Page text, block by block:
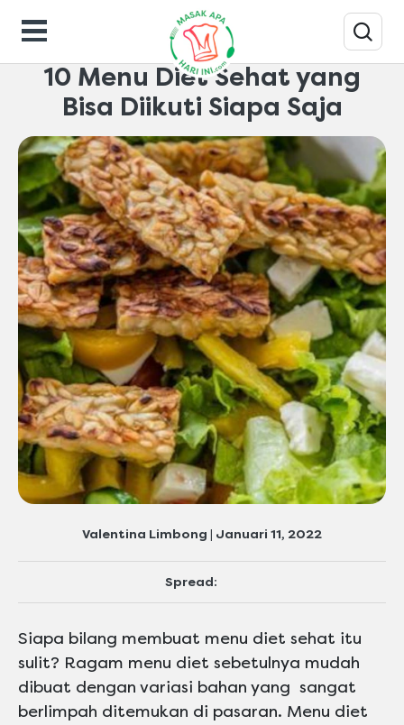
Makanan-gaya-hidup
10 Menu Diet Sehat yang
Bisa Diikuti Siapa Saja
Valentina Limbong | Januari 11, 2022
Spread:
Siapa bilang membuat menu diet sehat itu
sulit? Ragam menu diet sebetulnya mudah
dibuat dengan variasi bahan yang sangat
berlimpah ditemukan di pasaran. Menu diet